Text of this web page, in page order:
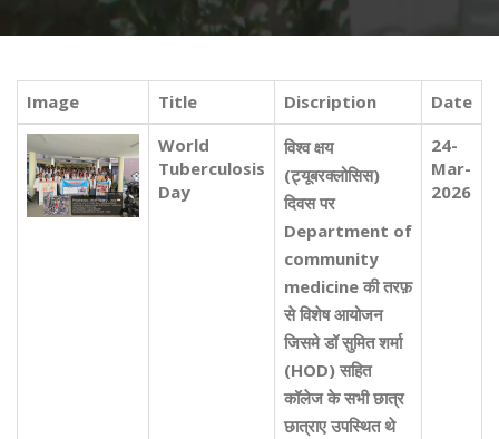
Image Title Discription
Date
World
Tuberculosis
Day
विश्व क्षय
(ट्यूबरक्लोसिस)
दिवस पर
Department of
community
medicine की तरफ़
से विशेष आयोजन
जिसमे डॉ सुमित शर्मा
(HOD) सहित
कॉलेज के सभी छात्र
छात्राए उपस्थित थे
24-
Mar-
2026